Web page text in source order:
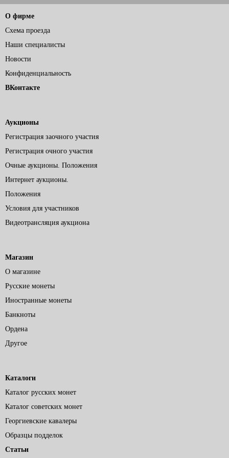
О фирме
Схема проезда
Наши специалисты
Новости
Конфиденциальность
ВКонтакте
Аукционы
Регистрация заочного участия
Регистрация очного участия
Очные аукционы. Положения
Интернет аукционы.
Положения
Условия для участников
Видеотрансляция аукциона
Магазин
О магазине
Русские монеты
Иностранные монеты
Банкноты
Ордена
Другое
Каталоги
Каталог русских монет
Каталог советских монет
Георгиевские кавалеры
Образцы подделок
Статьи